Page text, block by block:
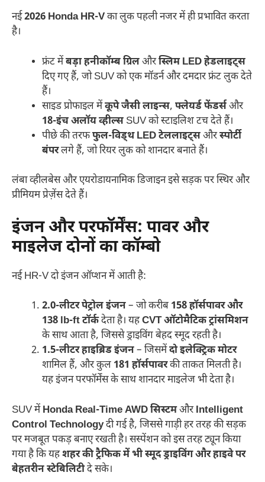
नई2026 Honda HR-Vका लुक पहली नजर में ही प्रभावित करता
है।
फ्रंट मेंबड़ा हनीकॉम्ब ग्रिलऔरस्लिम LED हेडलाइट्स
दिए गए हैं, जो SUV को एक मॉडर्न और दमदार फ्रंट लुक देते
हैं।
साइड प्रोफाइल मेंकूपे जैसी लाइन्स, फ्लेयर्ड फेंडर्सऔर
18-इंच अलॉय व्हील्स SUV को स्टाइलिश टच देते हैं।
पीछे की तरफफुल-विड्थ LED टेललाइट्सऔरस्पोर्टी
बंपरलगे हैं, जो रियर लुक को शानदार बनाते हैं।
लंबा व्हीलबेस और एयरोडायनामिक डिजाइन इसे सड़क पर स्थिर और
प्रीमियम प्रेज़ेंस देते हैं।
इंजन और परफॉर्मेंस: पावर और
माइलेज दोनों का कॉम्बो
नई HR-V दो इंजन ऑप्शन में आती है:
2.0-लीटर पेट्रोल इंजन– जो करीब 158 हॉर्सपावर और
138 lb-ft टॉर्कदेता है। यहCVT ऑटोमैटिक ट्रांसमिशन
के साथ आता है, जिससे ड्राइविंग बेहद स्मूद रहती है।
1.5-लीटर हाइब्रिड इंजन– जिसमेंदो इलेक्ट्रिक मोटर
शामिल हैं, और कुल 181 हॉर्सपावरकी ताकत मिलती है।
यह इंजन परफॉर्मेंस के साथ शानदार माइलेज भी देता है।
SUV मेंHonda Real-Time AWD सिस्टमऔरIntelligent
Control Technologyदी गई है, जिससे गाड़ी हर तरह की सड़क
पर मजबूत पकड़ बनाए रखती है। सस्पेंशन को इस तरह ट्यून किया
गया है कि यहशहर की ट्रैफिक में भी स्मूद ड्राइविंग और हाइवे पर
बेहतरीन स्टेबिलिटीदे सके।